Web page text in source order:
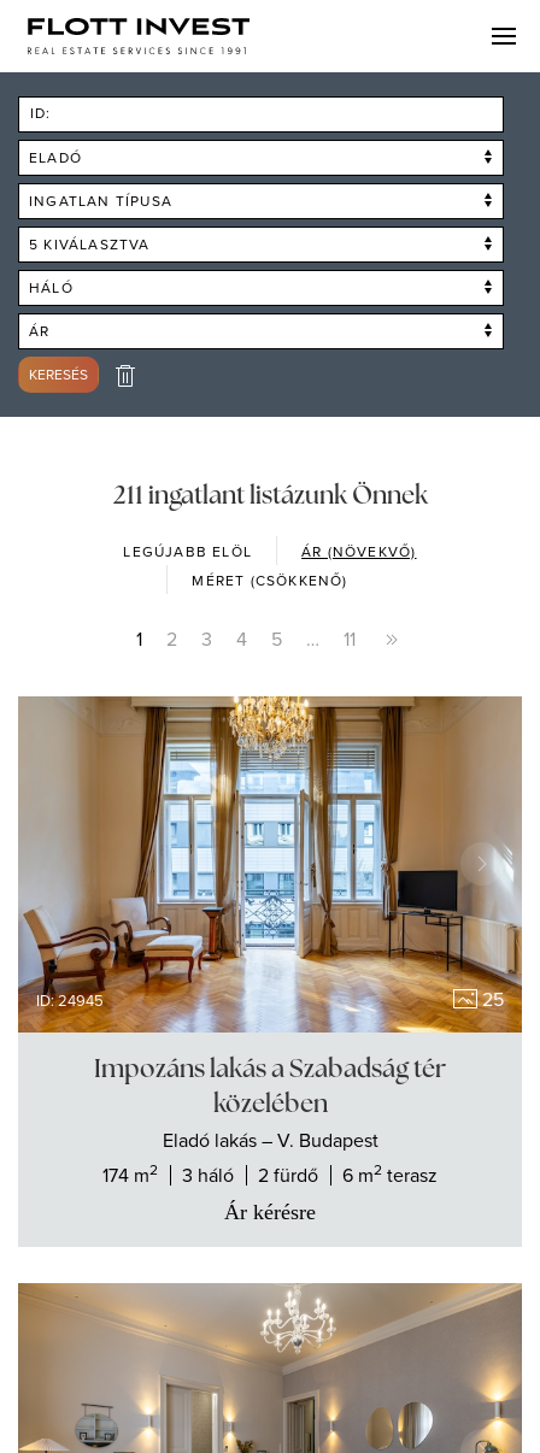
ID:
ELADÓ
INGATLAN TÍPUSA
5 KIVÁLASZTVA
HÁLÓ
ÁR
KERESÉS
211 ingatlant listázunk Önnek
LEGÚJABB ELÖL
ÁR (NÖVEKVŐ)
MÉRET (CSÖKKENŐ)
1 2 3 4 5 … 11
ID: 24945 25
Impozáns lakás a Szabadság tér
közelében
Eladó lakás – V. Budapest
174 m2 3 háló 2 fürdő 6 m2 terasz
Ár kérésre